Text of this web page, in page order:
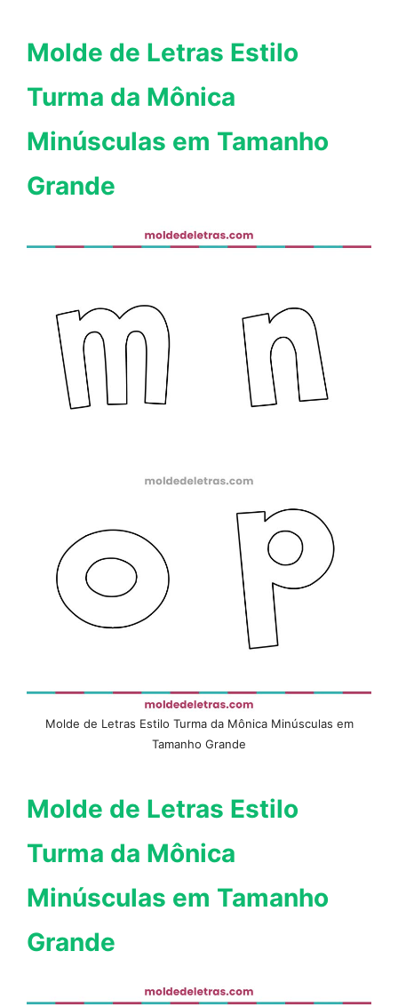
Molde de Letras Estilo
Turma da Mônica
Minúsculas em Tamanho
Grande
Molde de Letras Estilo Turma da Mônica Minúsculas em
Tamanho Grande
Molde de Letras Estilo
Turma da Mônica
Minúsculas em Tamanho
Grande